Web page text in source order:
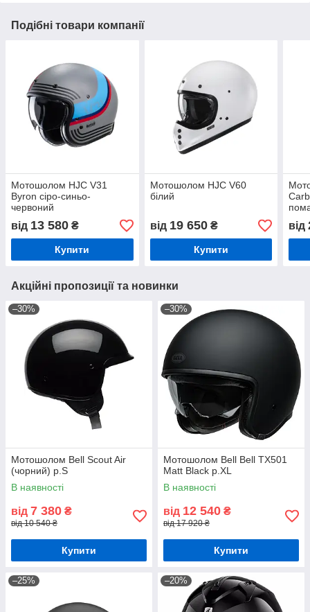
Подібні товари компанії
Мотошолом HJC V31
Byron сіро-синьо-
червоний
від 13 580 ₴
Купити
Мотошолом HJC V60
білий
від 19 650₴
Купити
від
Акційні пропозиції та новинки
–30%
Мотошолом Bell Scout Air
(чорний) р.S
В наявності
від 7 380 ₴
від 10 540 ₴
Купити
–30%
Мотошолом Bell Bell TX501
Matt Black р.XL
В наявності
від 12 540 ₴
від 17 920 ₴
Купити
–25% –20%